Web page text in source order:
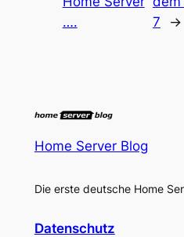
….
7
→
Home Server Blog
Die erste deutsche Home
Datenschutz